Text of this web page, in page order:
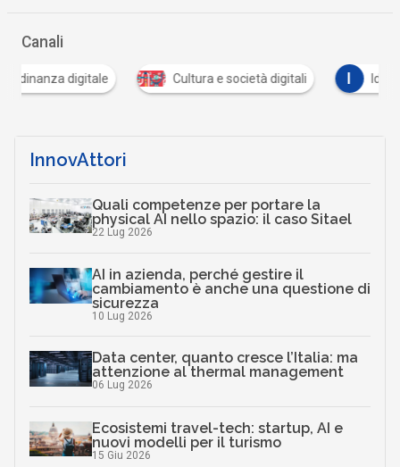
Canali
Cultura e società digitali I Identità digitale
InnovAttori
Quali competenze per portare la
physical AI nello spazio: il caso Sitael
22 Lug 2026
AI in azienda, perché gestire il
cambiamento è anche una questione di
sicurezza
10 Lug 2026
Data center, quanto cresce l’Italia: ma
attenzione al thermal management
06 Lug 2026
Ecosistemi travel-tech: startup, AI e
nuovi modelli per il turismo
15 Giu 2026